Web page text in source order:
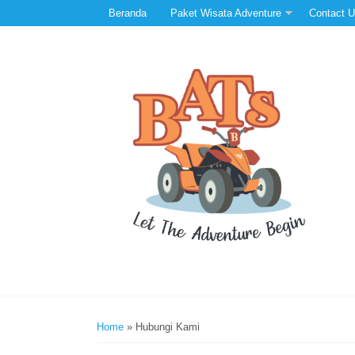
Beranda Paket Wisata Adventure Contact
Home » Hubungi Kami